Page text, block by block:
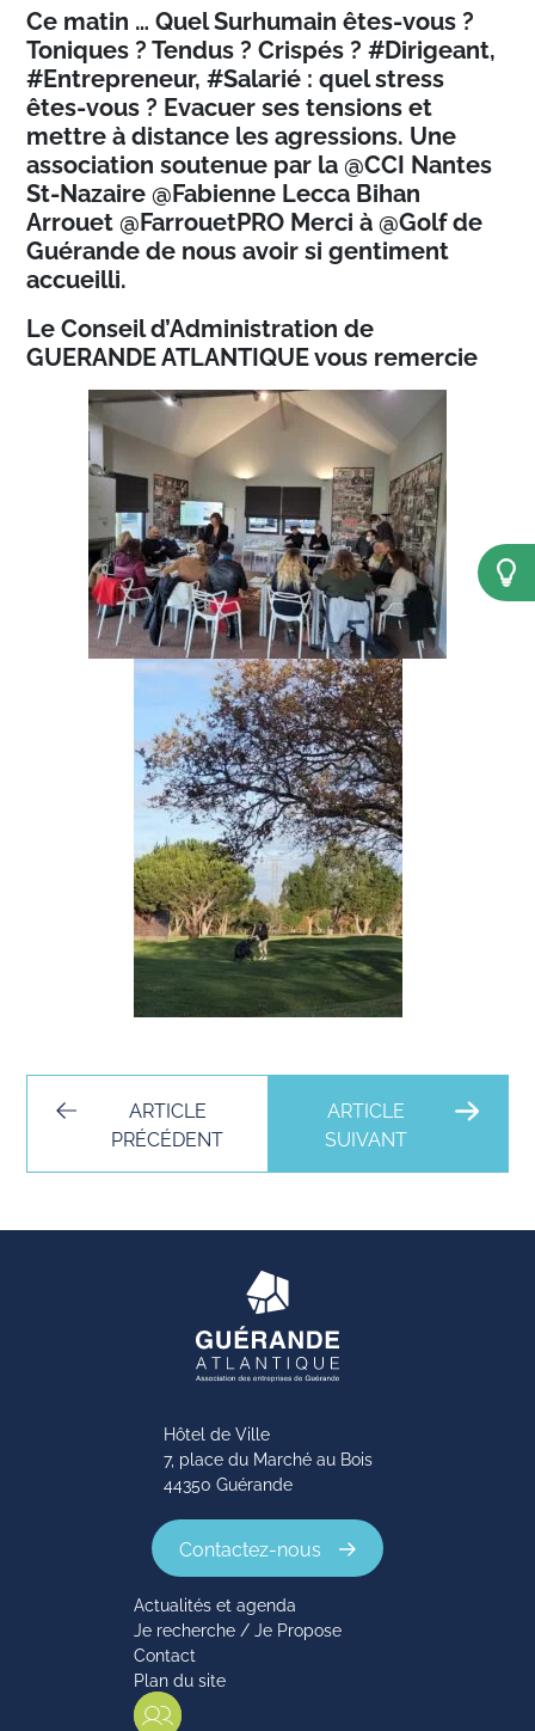
Ce matin … Quel Surhumain êtes-vous ?
Toniques ? Tendus ? Crispés ? #Dirigeant,
#Entrepreneur, #Salarié : quel stress
êtes-vous ? Evacuer ses tensions et
mettre à distance les agressions. Une
association soutenue par la @CCI Nantes
St-Nazaire @Fabienne Lecca Bihan
Arrouet @FarrouetPRO Merci à @Golf de
Guérande de nous avoir si gentiment
accueilli.
Le Conseil d’Administration de
GUERANDE ATLANTIQUE vous remercie
ARTICLE
PRÉCÉDENT
ARTICLE
SUIVANT
Hôtel de Ville
7, place du Marché au Bois
44350 Guérande
Contactez-nous
Actualités et agenda
Je recherche / Je Propose
Contact
Plan du site